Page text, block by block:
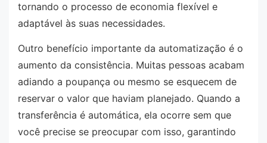
tornando o processo de economia flexível e
adaptável às suas necessidades.
Outro benefício importante da automatização é o
aumento da consistência. Muitas pessoas acabam
adiando a poupança ou mesmo se esquecem de
reservar o valor que haviam planejado. Quando a
transferência é automática, ela ocorre sem que
você precise se preocupar com isso, garantindo